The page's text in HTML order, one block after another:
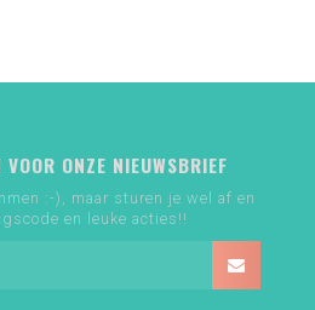
ONZE NIEUWSBRIEF
:-), maar sturen je wel af en
en leuke acties!!